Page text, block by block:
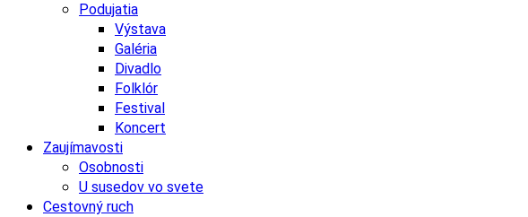
Podujatia
Výstava
Galéria
Divadlo
Folklór
Festival
Koncert
Zaujímavosti
Osobnosti
U susedov vo svete
Cestovný ruch